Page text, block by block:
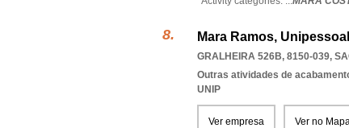
Mara Ramos,
GRALHEIRA 526B, 8150-039,
Outras atividades de
UNIP
Ver empresa Ver no